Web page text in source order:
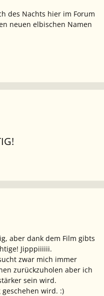
des Nachts hier im Forum
neuen elbischen Namen
aber dank dem Film gibts
Jipppiiiiii.
zwar mich immer
zurückzuholen aber ich
sein wird.
wird. :)